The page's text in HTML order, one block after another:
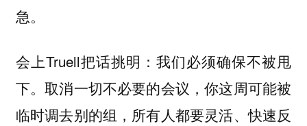
急。
会上Truell把话挑明：我们必须确保不被甩
下。取消一切不必要的会议，你这周可能被
临时调去别的组，所有人都要灵活、快速反